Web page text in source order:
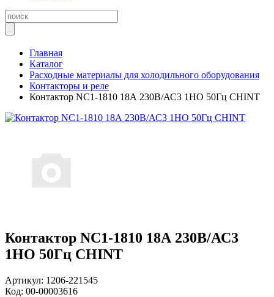
Главная
Каталог
Расходные материалы для холодильного оборудования
Контакторы и реле
Контактор NC1-1810 18А 230В/АС3 1НО 50Гц CHINT
Контактор NC1-1810 18А 230В/АС3
1НО 50Гц CHINT
Артикул: 1206-221545
Код: 00-00003616